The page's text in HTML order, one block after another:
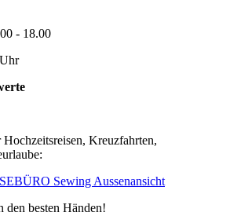
- 18.00
Kreuzfahrten,
den besten Händen!